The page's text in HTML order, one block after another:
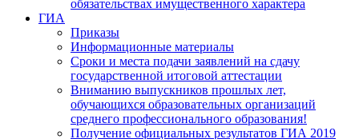
обязательствах имущественного характера
ГИА
Приказы
Информационные материалы
Сроки и места подачи заявлений на сдачу
государственной итоговой аттестации
Вниманию выпускников прошлых лет,
обучающихся образовательных организаций
среднего профессионального образования!
Получение официальных результатов ГИА 2019